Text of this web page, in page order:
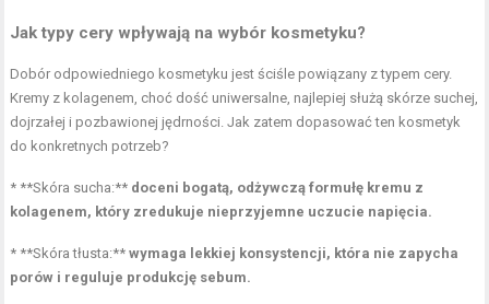
Jak typy cery wpływają na wybór kosmetyku?
Dobór odpowiedniego kosmetyku jest ściśle powiązany z typem cery.
Kremy z kolagenem, choć dość uniwersalne, najlepiej służą skórze suchej,
dojrzałej i pozbawionej jędrności. Jak zatem dopasować ten kosmetyk
do konkretnych potrzeb?
* **Skóra sucha:** doceni bogatą, odżywczą formułę kremu z
kolagenem, który zredukuje nieprzyjemne uczucie napięcia.
* **Skóra tłusta:**wymaga lekkiej konsystencji, która nie zapycha
porów i reguluje produkcję sebum.